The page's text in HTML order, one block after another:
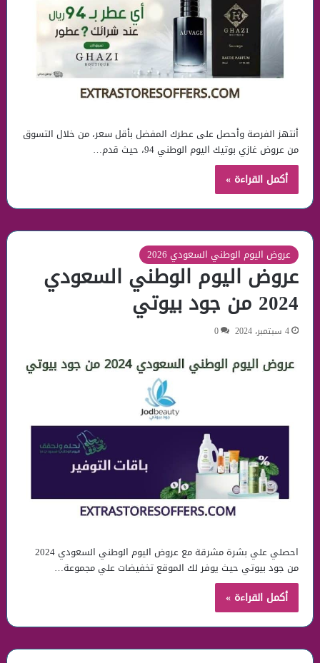
أنتهز الفرصة وأحصل على عطرك المفضل بأقل سعر، من خلال التسوق
من عروض غازي بوتيك اليوم الوطني 94، حيث قدم…
أكمل القراءة »
عروض اليوم الوطني السعودي 2026
عروض اليوم الوطني السعودي
2024 من جود بيوتي
4 سبتمبر، 2024 0
احصلي علي بشرة مشرقة مع عروض اليوم الوطني السعودي 2024
من جود بيوتي حيث يوفر لك الموقع تخفيضات علي مجموعة…
أكمل القراءة »